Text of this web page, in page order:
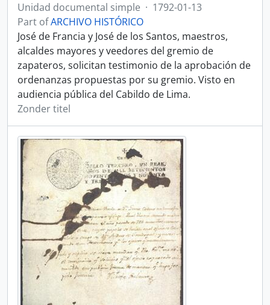
Unidad documental simple · 1792-01-13
Part ofARCHIVO HISTÓRICO
José de Francia y José de los Santos, maestros,
alcaldes mayores y veedores del gremio de
zapateros, solicitan testimonio de la aprobación de
ordenanzas propuestas por su gremio. Visto en
audiencia pública del Cabildo de Lima.
Zonder titel